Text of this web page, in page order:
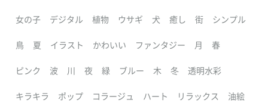
女の子 デジタル 植物 ウサギ 犬 癒し 街 シンプル
鳥 夏 イラスト かわいい ファンタジー 月 春
ピンク 波 川 夜 緑 ブルー 木 冬 透明水彩
キラキラ ポップ コラージュ ハート リラックス 油絵